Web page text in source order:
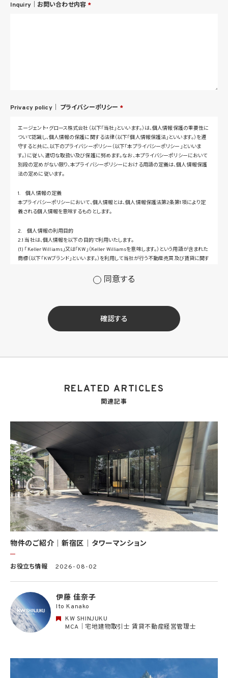
Inquiry｜お問い合わせ内容 *
Privacy policy｜ プライバシーポリシー *
エージェント・グロース株式会社（以下「当社」といいます。）は、個人情報保護の重要性に
ついて認識し、個人情報の保護に関する法律（以下「個人情報保護法」といいます。）を遵
守すると共に、以下のプライバシーポリシー（以下「本プライバシーポリシー」といいま
す。）に従い、適切な取扱い及び保護に努めます。なお、本プライバシーポリシーにおいて
別段の定めがない限り、本プライバシーポリシーにおける用語の定義は、個人情報保護
法の定めに従います。
1. 個人情報の定義
本プライバシーポリシーにおいて、個人情報とは、個人情報保護法第2条第1項により定
義される個人情報を意味するものとします。
2. 個人情報の利用目的
2.1 当社は、個人情報を以下の目的で利用いたします。
(1) 「Keller Williams」又は「KW」（Keller Williamsを意味します。）という用語が含まれた
商標（以下「KWブランド」といいます。）を利用して当社が行う不動産売買及び賃貸に関す
(2) 当社サービス及び当社がKWブランドのライセンスを行う対象となる事業者（サブラ
せ等への対応のため
(3) 当社の商品、サービス等のご案内のため
(4) 当社サービスに関する当社の規約、ポリシー等（以下「規約等」といいます。）に違反す
る行為に対する対応のため
の開発等に役立てるため
も外国に所在する場合を含みます。）に対し個人情報（(i)当社サービスにおける顧客に関
ため。なお、KWエージェントとは、KW加盟店の業務に従事する個人を意味します。また、
(8) 当社サービスを介して販売等が行われる物件に関する情報について、当社、KWライ
センサー、その他KWブランドを利用して事業を行う事業者のポータルサイト、ウェブ広
告、その他インターネット上において公開するため
(9) 雇用管理及び社内手続のため（役職員の個人情報について）、並びに人材採用活動
における選考及び連絡のため（応募者の個人情報について）
(10) KWエージェント並びに当社及びKW加盟店の役職員に関する情報に関して、当該
情報を当社又はKWライセンサーが運営するウェブサイト（当社又はKWライセンサーか
ら委託を受けた第三者によって運営されるウェブサイトを含み、当該ウェブサイトが一般
向けに公開される場合を含みます。）上に掲載するため
(11) 株主管理、会社法その他法令上の手続対応のため（株主、新株予約権者等の個人情
報について）
(12) 当社のサービスを通じて実施された不動産に関する取引の実績について、個人を識
別できない形式に加工した統計データを作成するため
(13) その他、上記利用目的に付随する目的のため
る運営、サービスの利用状況等を分析した情報を用いたシステムの改善及び開発並びに
することについて同意を撤回し又は異議を述べた場合には、当社はただちにその旨を当
該第三者に通知するものとします。
3. 個人情報利用目的の変更
4. 個人情報利用の制限
4.1 当社は、個人情報保護法その他の法令により許容される場合を除き、本人の同意を得
同意する
確認する
RELATED ARTICLES
関連記事
物件のご紹介｜新宿区｜タワーマンション
お役立ち情報 2026-08-02
伊藤 佳奈子
Ito Kanako
KW SHINJUKU
MCA｜宅地建物取引士 賃貸不動産経営管理士